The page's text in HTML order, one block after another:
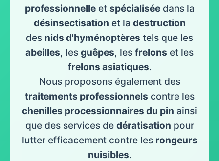
professionnelle et spécialisée dans la
désinsectisation et la destruction
des nids d'hyménoptères tels que les
abeilles, les guêpes, les frelons et les
frelons asiatiques.
Nous proposons également des
traitements professionnels contre les
chenilles processionnaires du pin ainsi
que des services de dératisation pour
lutter efficacement contre les rongeurs
nuisibles.